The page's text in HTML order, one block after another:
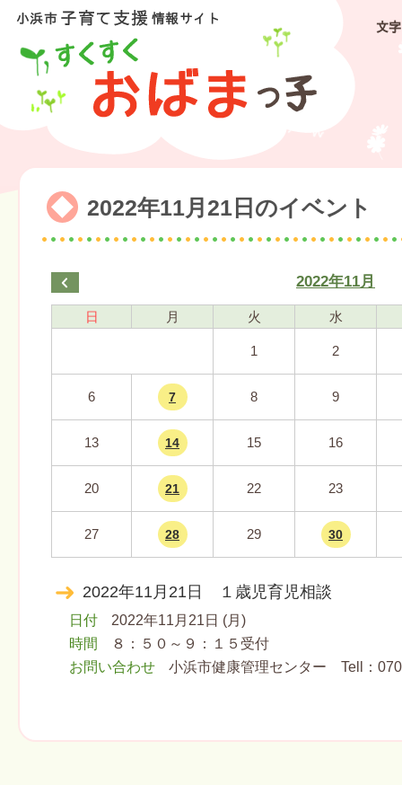
文
2022年11月21日のイベント
2022年11月
日 月 火 水
1 2
6 7 8 9
13 14 15 16
20 21 22 23
27 28 29 30
2022年11月21日 １歳児育児相談
日付
2022年11月21日 (月)
時間
８：５０～９：１５受付
お問い合わせ
小浜市健康管理センター Tell：